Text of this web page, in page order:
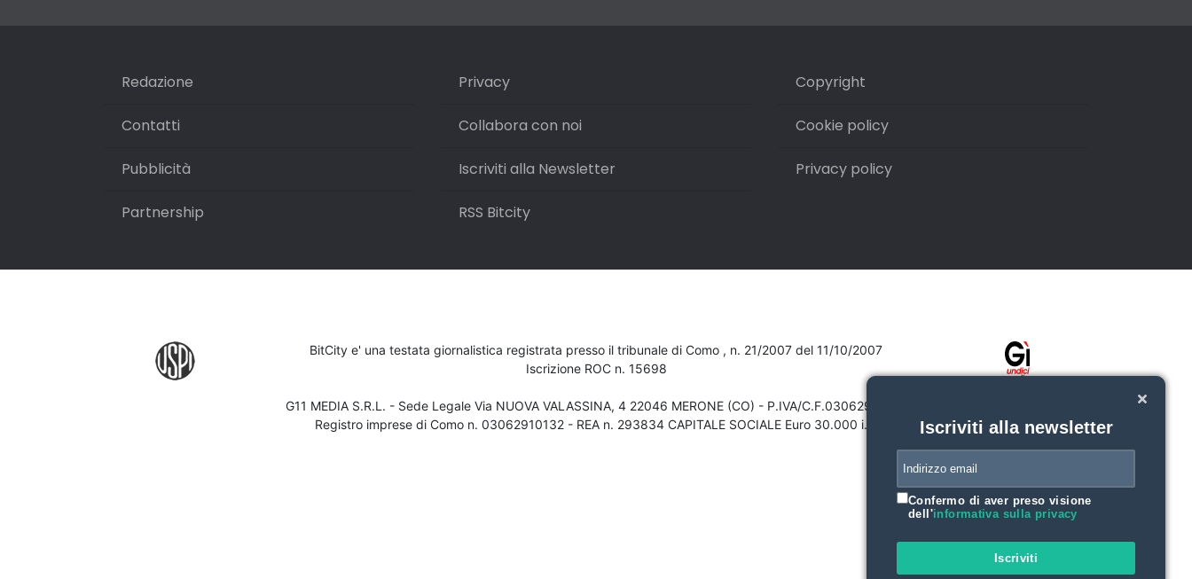
Redazione
Contatti
Pubblicità
Partnership
Privacy
Collabora con noi
Iscriviti alla Newsletter
RSS Bitcity
Copyright
Cookie policy
Privacy policy
BitCity e' una testata giornalistica registrata presso il tribunale di Como , n. 21/2007 del 11/10/2007
Iscrizione ROC n. 15698
G11 MEDIA S.R.L. - Sede Legale Via NUOVA VALASSINA, 4 22046 MERONE (CO) - P.IVA/C.F.03062910132
Registro imprese di Como n. 03062910132 - REA n. 293834 CAPITALE SOCIALE Euro 30.000 i.v.
Iscriviti alla newsletter
Confermo di aver preso visione
dell'informativa sulla privacy
Iscriviti